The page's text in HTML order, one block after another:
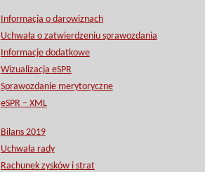
Informacja o darowiznach
Uchwała o zatwierdzeniu sprawozdania
Informacje dodatkowe
Wizualizacja eSPR
Sprawozdanie merytoryczne
eSPR – XML
Bilans 2019
Uchwała rady
Rachunek zysków i strat